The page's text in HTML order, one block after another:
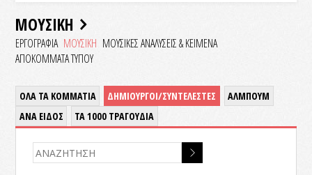
ΜΟΥΣΙΚΗ
ΕΡΓΟΓΡΑΦΙΑ ΜΟΥΣΙΚΗ ΜΟΥΣΙΚΕΣ ΑΝΑΛΥΣΕΙΣ & KEIMENA
ΑΠΟΚΟΜΜΑΤΑ ΤΥΠΟΥ
ΟΛΑ ΤΑ ΚΟΜΜΑΤΙΑ ΔΗΜΙΟΥΡΓΟΙ/ΣΥΝΤΕΛΕΣΤΕΣ
ΑΛΜΠΟΥΜ
ΑΝΑ ΕΙΔΟΣ
ΤΑ 1000 ΤΡΑΓΟΥΔΙΑ